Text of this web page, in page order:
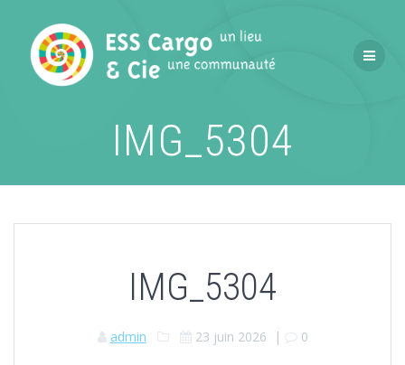
contenu
IMG_5304
IMG_5304
admin 23 juin 2026 | 0